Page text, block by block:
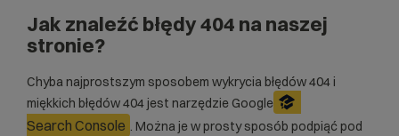
Jak znaleźć błędy 404 na naszej
stronie?
Chyba najprostszym sposobem wykrycia błędów 404 i
miękkich błędów 404 jest narzędzie Google
Search Console . Można je w prosty sposób podpiąć pod